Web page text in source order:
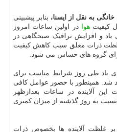
خانگی به نقل از ایسنا، بنابر پیشبینی
کیفیتهوا در اولین ساعات امروز
باد و افزایش ترافیک صبحگاهی در
ذرات معلق سبب کاهش کیفیت
گروه های حساس می شود.
باد طی روز شرایط مناسب برای
شد. همینطور با حضور عوامل کافی
این آلاینده در ساعات بعدازظهر
نسبت به روز گذشته از میزان کمتری
بر غلظت آلاینده ها بخصوص ذرات